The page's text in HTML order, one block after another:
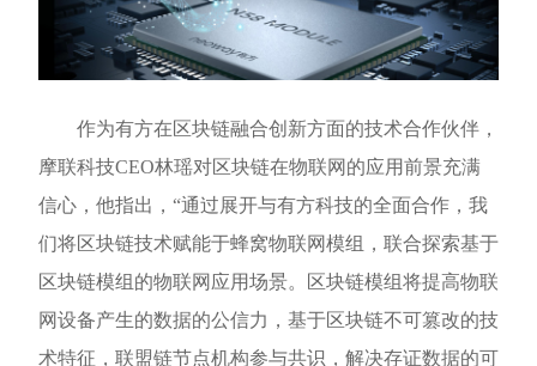
作为有方在区块链融合创新方面的技术合作伙伴，
摩联科技CEO林瑶对区块链在物联网的应用前景充满
信心，他指出，“通过展开与有方科技的全面合作，我
们将区块链技术赋能于蜂窝物联网模组，联合探索基于
区块链模组的物联网应用场景。区块链模组将提高物联
网设备产生的数据的公信力，基于区块链不可篡改的技
术特征，联盟链节点机构参与共识，解决存证数据的可